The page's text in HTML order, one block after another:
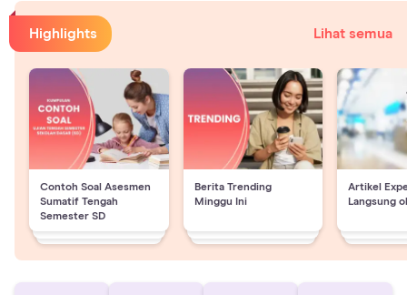
Highlights Lihat semua
Contoh Soal Asesmen
Sumatif Tengah
Semester SD
Berita Trending
Minggu Ini
Artikel
Langsung